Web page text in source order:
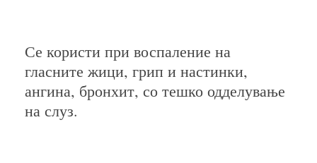
Се користи при воспаление на
гласните жици, грип и настинки,
ангина, бронхит, со тешко одделување
на слуз.